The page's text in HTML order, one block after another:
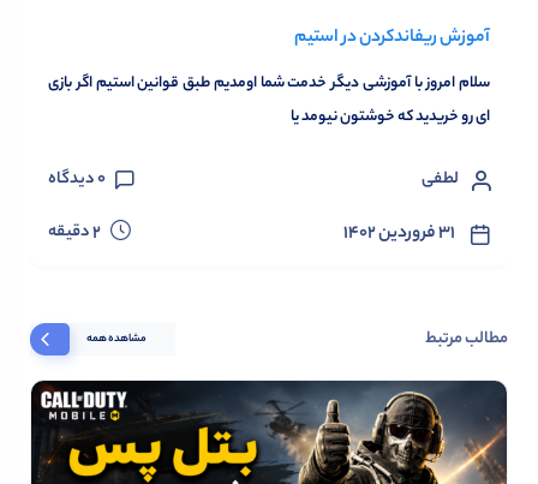
آموزش ریفاند‌کردن در استیم
سلام امروز با آموزشی دیگر خدمت شما اومدیم طبق قوانین استیم اگر بازی
ای رو خریدید که خوشتون نیومد یا
لطفی 0دیدگاه
۳۱ فروردین ۱۴۰۲ 2دقیقه
مطالب مرتبط مشاهده همه